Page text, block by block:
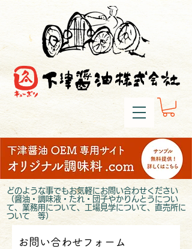
どのような事でもお気軽にお問い合わせください
（醤油・調味液・たれ・団子やかりんとうについ
て、業務用について、工場見学について、直売所に
ついて 等）
お問い合わせフォーム​